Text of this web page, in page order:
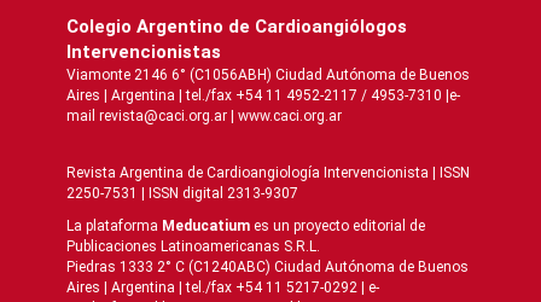
Colegio Argentino de Cardioangiólogos
Intervencionistas
Viamonte 2146 6° (C1056ABH) Ciudad Autónoma de Buenos
Aires | Argentina | tel./fax +54 11 4952-2117 / 4953-7310 |e-
mail revista@caci.org.ar | www.caci.org.ar
Revista Argentina de Cardioangiologí­a Intervencionista | ISSN
2250-7531 | ISSN digital 2313-9307
La plataforma Meducatium es un proyecto editorial de
Publicaciones Latinoamericanas S.R.L.
Piedras 1333 2° C (C1240ABC) Ciudad Autónoma de Buenos
Aires | Argentina | tel./fax +54 11 5217-0292 | e-